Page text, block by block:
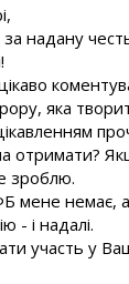
надану
яка
отримати?
зроблю.
мене немає,
- і надалі.
участь у